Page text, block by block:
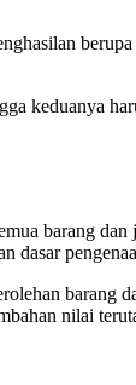
keduanya
barang
dasar
nilai